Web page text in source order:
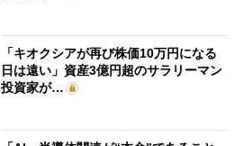
「キオクシアが再び株価10万円になる
日は遠い」資産3億円超のサラリーマン
投資家が…